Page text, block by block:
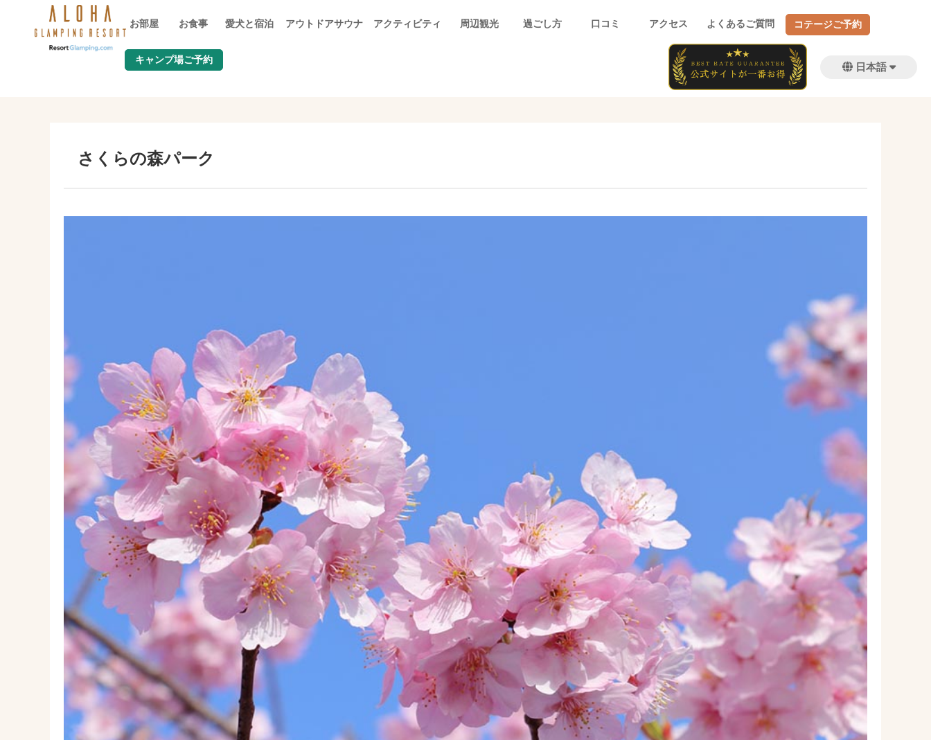
お部屋 お食事 愛犬と宿泊 アウトドアサウナ アクティビティ 周辺観光 過ごし方 口コミ アクセス よくあるご質問 コテージご予約
キャンプ場ご予約
日本語
愛犬と行ける周辺観光 さくらの森パーク
さくらの森パーク